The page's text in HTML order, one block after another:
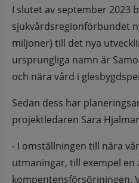
I slutet av september 2023
sjukvårdsregionförbundet
miljoner) till det nya
ursprungliga namn är
och nära vård i
Sedan dess har
projektledaren Sara
- I omställningen till nära
utmaningar, till exempel
kompentensförsörjningen.